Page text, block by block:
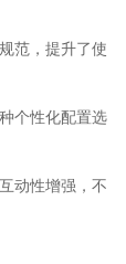
范，提升了使
个性化配置选
动性增强，不